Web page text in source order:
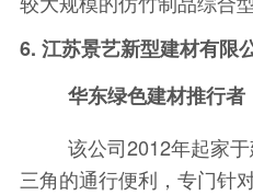
6. 江苏景艺新型建材有限
华东绿色建材推行者
该公司2012年起家
三角的通行便利，专门针